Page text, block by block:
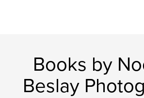
Books by
Beslay